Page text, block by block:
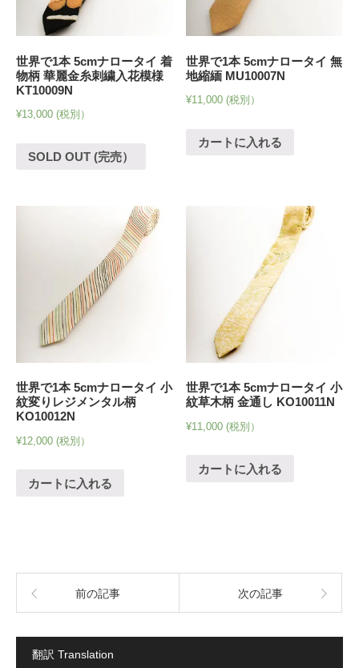
世界で1本 5cmナロータイ 着
物柄 華麗金糸刺繍入花模様
KT10009N
¥13,000 (税別）
SOLD OUT (完売）
世界で1本 5cmナロータイ 無
地縮緬 MU10007N
¥11,000 (税別）
カートに入れる
世界で1本 5cmナロータイ 小
紋変りレジメンタル柄
KO10012N
¥12,000 (税別）
カートに入れる
世界で1本 5cmナロータイ 小
紋草木柄 金通し KO10011N
¥11,000 (税別）
カートに入れる
前の記事 次の記事
翻訳 Translation